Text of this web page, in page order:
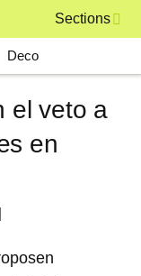
Sections
Deco
el veto a
en